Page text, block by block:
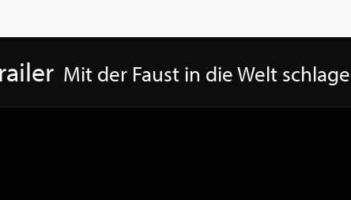
Mit der Faust in die Welt